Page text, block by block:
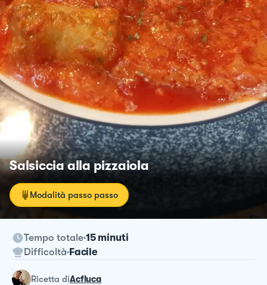
Salsiccia alla pizzaiola
Modalità passo passo
Tempo totale 15 minuti
Difficoltà Facile
ricetta diAcfluca